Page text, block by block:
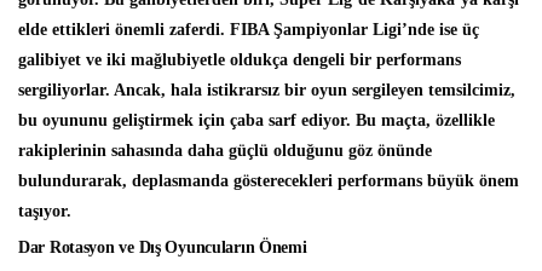
elde ettikleri önemli zaferdi. FIBA Şampiyonlar Ligi’nde ise üç
galibiyet ve iki mağlubiyetle oldukça dengeli bir performans
sergiliyorlar. Ancak, hala istikrarsız bir oyun sergileyen temsilcimiz,
bu oyununu geliştirmek için çaba sarf ediyor. Bu maçta, özellikle
rakiplerinin sahasında daha güçlü olduğunu göz önünde
bulundurarak, deplasmanda gösterecekleri performans büyük önem
taşıyor.
Dar Rotasyon ve Dış Oyuncuların Önemi